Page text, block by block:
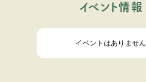
イベン ト情報
イベントはありません